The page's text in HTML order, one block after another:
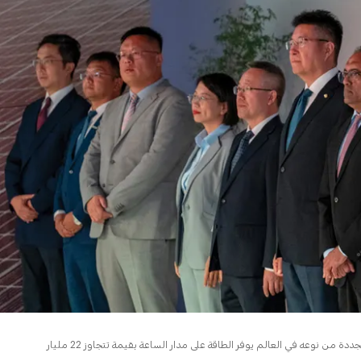
ذياب بن محمد بن زايد يشهد مراسم وضع حجر الأساس لأول وأكبر مشروع طاقة متجددة من نوعه في العالم يوفر الطاقة على مدار الساعة بقيمة تتجاوز 22 مليار